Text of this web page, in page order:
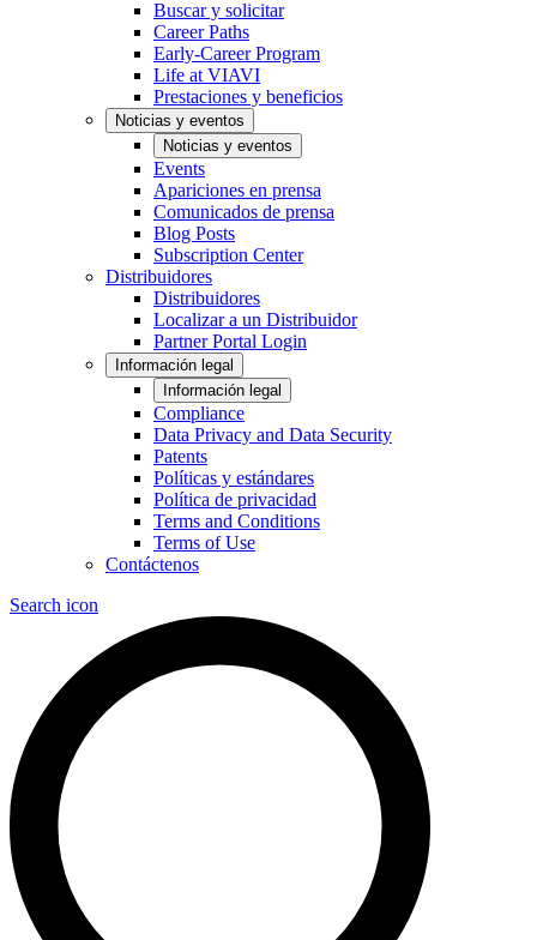
Buscar y solicitar
Career Paths
Early-Career Program
Life at VIAVI
Prestaciones y beneficios
Noticias y eventos
Noticias y eventos
Events
Apariciones en prensa
Comunicados de prensa
Blog Posts
Subscription Center
Distribuidores
Distribuidores
Localizar a un Distribuidor
Partner Portal Login
Información legal
Información legal
Compliance
Data Privacy and Data Security
Patents
Políticas y estándares
Política de privacidad
Terms and Conditions
Terms of Use
Contáctenos
Search icon